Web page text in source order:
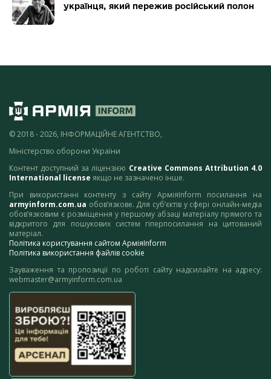
українця, який пережив російський полон
© 2018 - 2026, ІНФОРМАЦІЙНЕ АГЕНТСТВО,
Міністерство оборони України
Контент доступний за ліцензією Creative Commons Attribution 4.0
International license якщо не зазначено інше.
При використанні контенту з сайту АрміяInform посилання на
armyinform.com.ua обов’язкове. Для суб’єктів у сфері онлайн-медіа
обов’язковим є розміщення у першому абзаці матеріалу прямого та
відкритого для пошукових систем гіперпосилання на цитований
матеріал.
Політика користування сайтом АрміяInform
Політика використання файлів cookie
Зауваження та пропозиції по роботі сайту надсилайте на адресу:
webmaster@armyinform.com.ua